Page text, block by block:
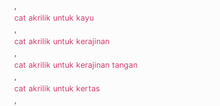
,
cat akrilik untuk kayu
,
cat akrilik untuk kerajinan
,
cat akrilik untuk kerajinan tangan
,
cat akrilik untuk kertas
,